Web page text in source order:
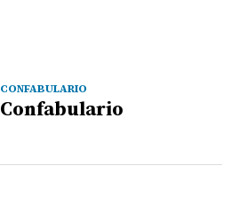
CONFABULARIO
Confabulario